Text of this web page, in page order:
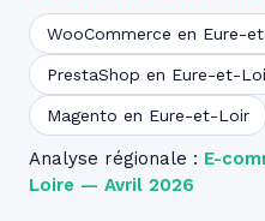
WooCommerce en Eure-
PrestaShop en Eure-et-
Magento en Eure-et-Loir
Analyse régionale : E-
Loire — Avril 2026